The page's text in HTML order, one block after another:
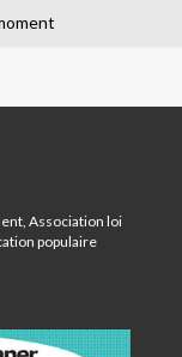
Association loi
populaire